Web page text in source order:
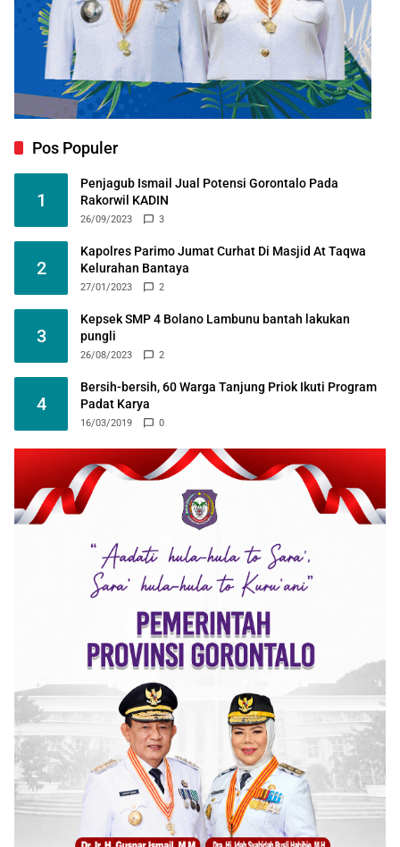
Pos Populer
1
Penjagub Ismail Jual Potensi Gorontalo Pada
Rakorwil KADIN
26/09/2023 3
2
Kapolres Parimo Jumat Curhat Di Masjid At Taqwa
Kelurahan Bantaya
27/01/2023 2
3
Kepsek SMP 4 Bolano Lambunu bantah lakukan
pungli
26/08/2023 2
4
Bersih-bersih, 60 Warga Tanjung Priok Ikuti Program
Padat Karya
16/03/2019 0